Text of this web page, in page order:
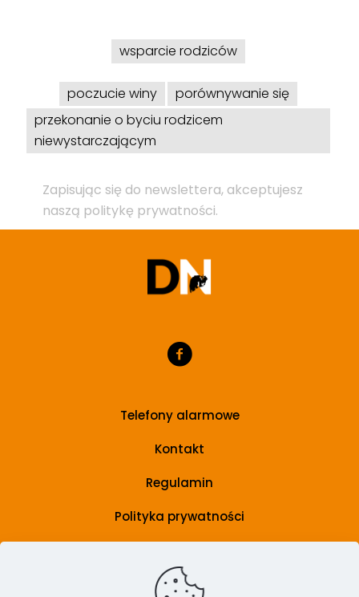
wsparcie rodziców
poczucie winy
porównywanie się
przekonanie o byciu rodzicem
niewystarczającym
Zapisując się do newslettera, akceptujesz
naszą politykę prywatności.
Telefony alarmowe
Kontakt
Regulamin
Polityka prywatności
Grupa wsparcia